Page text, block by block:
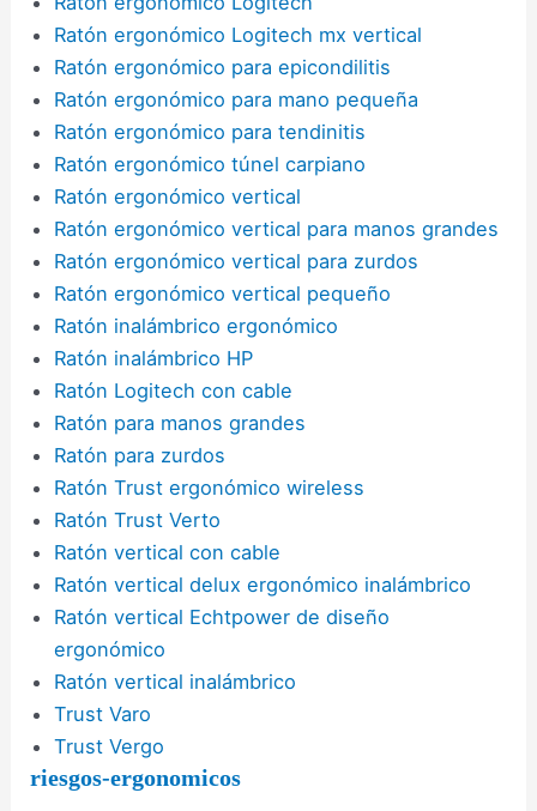
Ratón ergonómico Logitech mx vertical
Ratón ergonómico para epicondilitis
Ratón ergonómico para mano pequeña
Ratón ergonómico para tendinitis
Ratón ergonómico túnel carpiano
Ratón ergonómico vertical
Ratón ergonómico vertical para manos grandes
Ratón ergonómico vertical para zurdos
Ratón ergonómico vertical pequeño
Ratón inalámbrico ergonómico
Ratón inalámbrico HP
Ratón Logitech con cable
Ratón para manos grandes
Ratón para zurdos
Ratón Trust ergonómico wireless
Ratón Trust Verto
Ratón vertical con cable
Ratón vertical delux ergonómico inalámbrico
Ratón vertical Echtpower de diseño
ergonómico
Ratón vertical inalámbrico
Trust Varo
Trust Vergo
riesgos-ergonomicos